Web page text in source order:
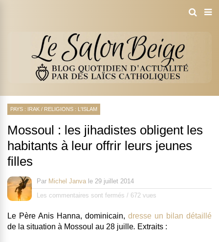
PAYS : IRAK / RELIGIONS : L'ISLAM
Mossoul : les jihadistes obligent les
habitants à leur offrir leurs jeunes
filles
Par Michel Janva le 29 juillet 2014
Les commentaires sont fermés / 672 vues
Le Père Anis Hanna, dominicain, dresse un bilan détaillé
de la situation à Mossoul au 28 juille. Extraits :